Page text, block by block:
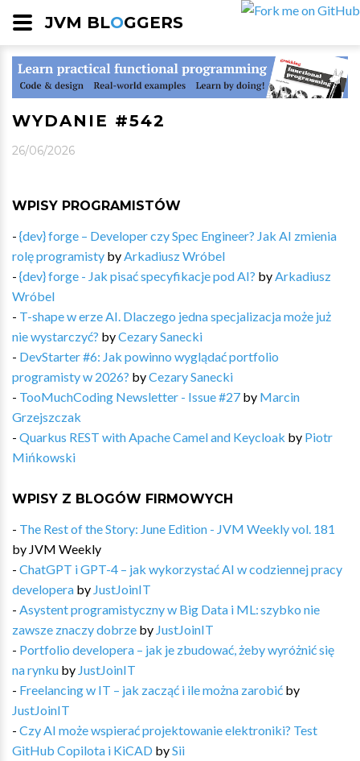
JVM BLOGGERS
WYDANIE #542
26/06/2026
WPISY PROGRAMISTÓW
- {dev} forge – Developer czy Spec Engineer? Jak AI zmienia
rolę programisty by Arkadiusz Wróbel
- {dev} forge - Jak pisać specyfikacje pod AI? by Arkadiusz
Wróbel
- T-shape w erze AI. Dlaczego jedna specjalizacja może już
nie wystarczyć? byCezary Sanecki
- DevStarter #6: Jak powinno wyglądać portfolio
programisty w 2026? byCezary Sanecki
- TooMuchCoding Newsletter - Issue #27 by Marcin
Grzejszczak
- Quarkus REST with Apache Camel and Keycloak by Piotr
Mińkowski
WPISY Z BLOGÓW FIRMOWYCH
- The Rest of the Story: June Edition - JVM Weekly vol. 181
by JVM Weekly
- ChatGPT i GPT-4 – jak wykorzystać AI w codziennej pracy
developera by JustJoinIT
- Asystent programistyczny w Big Data i ML: szybko nie
zawsze znaczy dobrze by JustJoinIT
- Portfolio developera – jak je zbudować, żeby wyróżnić się
na rynku by JustJoinIT
- Freelancing w IT – jak zacząć i ile można zarobić by
JustJoinIT
- Czy AI może wspierać projektowanie elektroniki? Test
GitHub Copilota i KiCAD bySii